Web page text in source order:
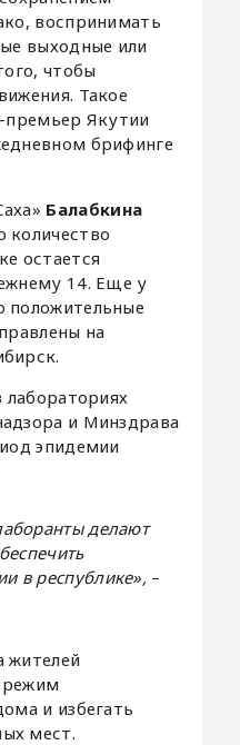
воспринимать
выходные или
чтобы
Такое
премьер Якутии
брифинге
Балабкина
количество
остается
14. Еще у
положительные
на
лабораториях
и Минздрава
эпидемии
делают
в республике», –
жителей
режим
и избегать
мест.